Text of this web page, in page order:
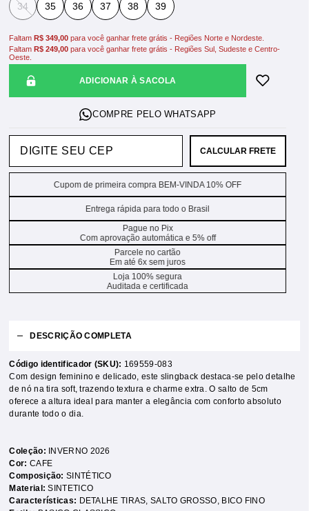
34 35 36 37 38 39
ADICIONAR À SACOLA
FaltamR$ 349,00 para você ganhar frete grátis - Regiões Norte e Nordeste.
FaltamR$ 249,00 para você ganhar frete grátis - Regiões Sul, Sudeste e Centro-
Oeste.
CALCULAR FRETE
Cupom de primeira compra BEM-VINDA 10% OFF
Entrega rápida para todo o Brasil
Pague no Pix
Com aprovação automática e 5% off
Parcele no cartão
Em até 6x sem juros
Loja 100% segura
Auditada e certificada
DESCRIÇÃO COMPLETA
Código identificador (SKU): 169559-083
Com design feminino e delicado, este slingback destaca-se pelo detalhe
de nó na tira soft, trazendo textura e charme extra. O salto de 5cm
oferece a altura ideal para manter a elegância com conforto absoluto
durante todo o dia.
Coleção:
INVERNO 2026
Cor: CAFE
Composição:SINTÉTICO
Material:SINTETICO
Características: DETALHE TIRAS,SALTO GROSSO, BICO FINO